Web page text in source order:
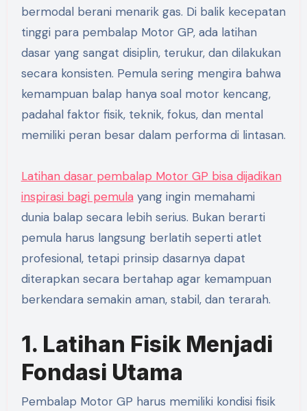
bermodal berani menarik gas. Di balik kecepatan
tinggi para pembalap Motor GP, ada latihan
dasar yang sangat disiplin, terukur, dan dilakukan
secara konsisten. Pemula sering mengira bahwa
kemampuan balap hanya soal motor kencang,
padahal faktor fisik, teknik, fokus, dan mental
memiliki peran besar dalam performa di lintasan.
Latihan dasar pembalap Motor GP bisa dijadikan
inspirasi bagi pemulayang ingin memahami
dunia balap secara lebih serius. Bukan berarti
pemula harus langsung berlatih seperti atlet
profesional, tetapi prinsip dasarnya dapat
diterapkan secara bertahap agar kemampuan
berkendara semakin aman, stabil, dan terarah.
1. Latihan Fisik Menjadi
Fondasi Utama
Pembalap Motor GP harus memiliki kondisi fisik